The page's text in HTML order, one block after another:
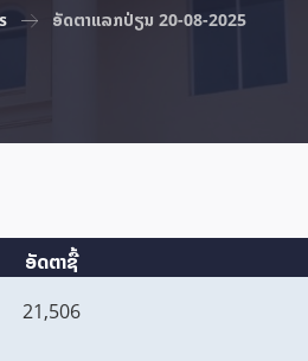
ອັດ​ຕາ​ແລກ​ປ່ຽນ 20-08-2025
ອັດຕາຊື້
21,506